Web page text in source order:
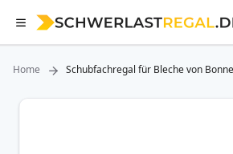
Home
Schubfachregal für Bleche von
Zum